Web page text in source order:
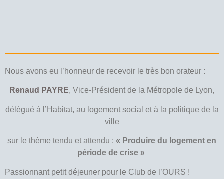
Nous avons eu l’honneur de recevoir le très bon orateur :
Renaud PAYRE, Vice-Président de la Métropole de Lyon,
délégué à l’Habitat, au logement social et à la politique de la
ville
sur le thème tendu et attendu : « Produire du logement en
période de crise »
Passionnant petit déjeuner pour le Club de l’OURS !